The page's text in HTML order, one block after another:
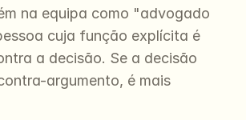
na equipa como "advogado
cuja função explícita é
a decisão. Se a decisão
argumento, é mais